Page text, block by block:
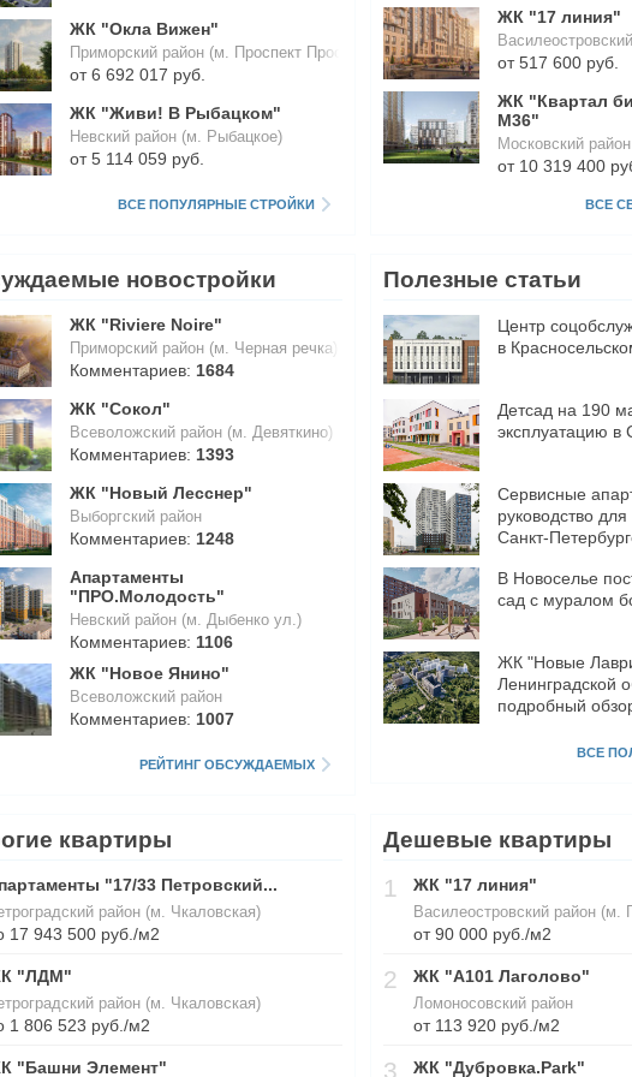
ЖК "Окла Вижен"
Приморский район (м. Проспект Просвещения)
от 6 692 017 руб.
ЖК "Живи! В Рыбацком"
Невский район (м. Рыбацкое)
от 5 114 059 руб.
ВСЕ ПОПУЛЯРНЫЕ СТРОЙКИ
ЖК "17 линия"
от 517 600 руб.
ЖК "Квартал
М36"
Московский
от 10 319 400
ВСЕ
новостройки
ЖК "Riviere Noire"
Приморский район (м. Черная речка)
Комментариев: 1684
ЖК "Сокол"
Всеволожский район (м. Девяткино)
Комментариев: 1393
ЖК "Новый Лесснер"
Выборгский район
Комментариев: 1248
Апартаменты
"ПРО.Молодость"
Невский район (м. Дыбенко ул.)
Комментариев: 1106
ЖК "Новое Янино"
Всеволожский район
Комментариев: 1007
РЕЙТИНГ ОБСУЖДАЕМЫХ
Полезные статьи
Центр
в
Детсад на 190
эксплуатацию в
​Сервисные
руководство
Санкт-
В Новоселье
сад с муралом
ЖК "Новые
Ленинградской
подробный
ВСЕ
квартиры
"17/33 Петровский...
район (м. Чкаловская)
17 943 500 руб./м2
"ЛДМ"
район (м. Чкаловская)
1 806 523 руб./м2
"Башни Элемент"
Дешевые квартиры
1 ЖК "17 линия"
Василеостровский район (м.
от 90 000 руб./м2
2 ЖК "А101 Лаголово"
Ломоносовский район
от 113 920 руб./м2
3 ЖК "Дубровка.Park"